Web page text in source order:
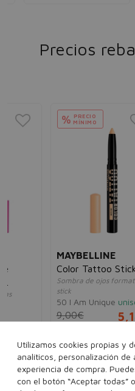
Precios
PRECIO
MÍNIMO
MAYBELLINE
Color Tattoo Stick
Sombra de ojos formato
50 I Am Unique unisex
9,00€ 5,18€
Utilizamos cookies propias y
analíticos, personalización
experiencia de compra.
con el botón “Aceptar todas”